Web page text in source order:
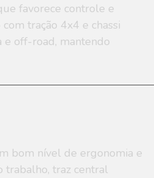
favorece controle e
tração 4x4 e chassi
e off-road, mantendo
bom nível de ergonomia e
trabalho, traz central